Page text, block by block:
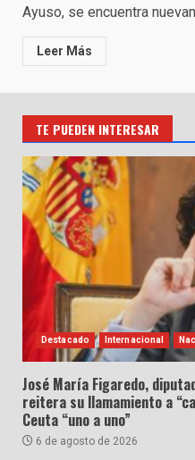
Ayuso, se encuentra
Leer Más
TE PUEDEN INTERESAR
Destacado Internacional
José María Figaredo,
reitera su llamamiento a
Ceuta “uno a uno”
6 de agosto de 2026